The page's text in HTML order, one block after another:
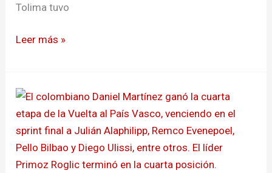
Tolima tuvo
Leer más »
Daniel
Martínez
asusta
a
Primoz